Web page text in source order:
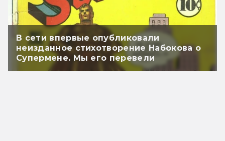
В сети впервые опубликовали
неизданное стихотворение Набокова о
Супермене. Мы его перевели